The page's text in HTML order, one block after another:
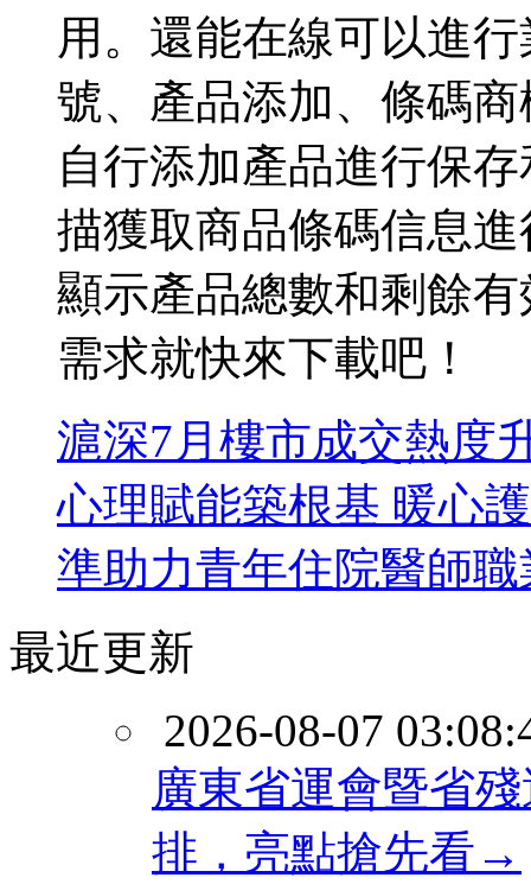
用。還能在線可以進
號、產品添加、條碼
自行添加產品進行保
描獲取商品條碼信息
顯示產品總數和剩餘
需求就快來下載吧！
滬深7月樓市成交熱度
心理賦能築根基 暖心
準助力青年住院醫師
最近更新
2026-08-07
廣東省運會暨省
排，亮點搶先看→